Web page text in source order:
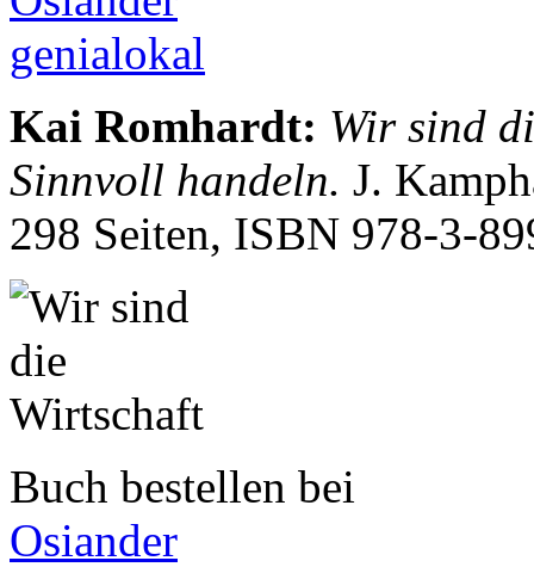
genialokal
Kai Romhardt: Wir sind
Sinnvoll handeln. J.
298 Seiten, ISBN 978-3-
Buch bestellen bei
Osiander